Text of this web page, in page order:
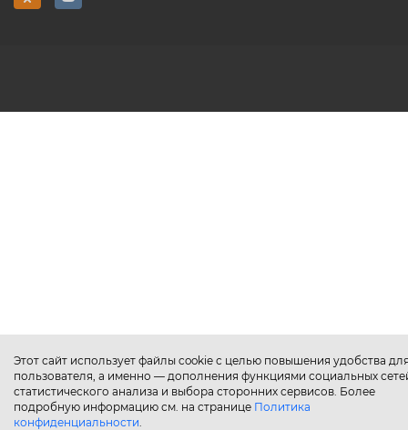
Этот сайт использует файлы cookie с целью повышения удобства
пользователя, а именно — дополнения функциями социальных
статистического анализа и выбора сторонних сервисов. Более
подробную информацию см. на странице Политика
конфиденциальности.